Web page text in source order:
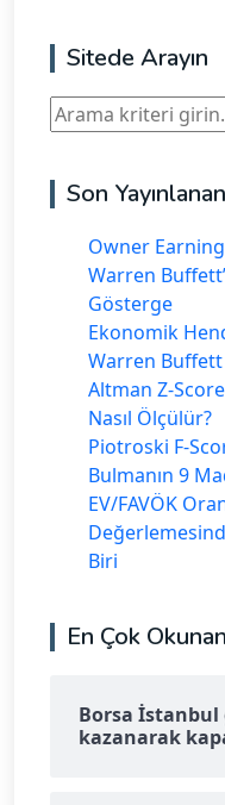
Sitede Arayın
Ara
Son
Owner
Warren
Gösterge
Ekonomik
Warren Buffett
Altman Z-
Nasıl Ölçülür?
Piotroski F-
Bulmanın 9
EV/FAVÖK
Biri
En Çok
Borsa İstanbul
kazanarak